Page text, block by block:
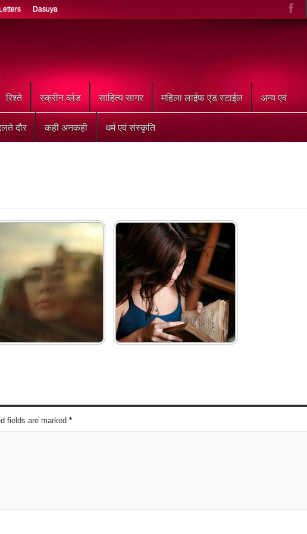
Dasuya
रिश्ते स्क्रीन र्व्लड साहित्य सागर महिला लाईफ एंड स्टाईल अन्य एवं
दौर कही अनकही धर्म एवं संस्कृति
fields are marked *